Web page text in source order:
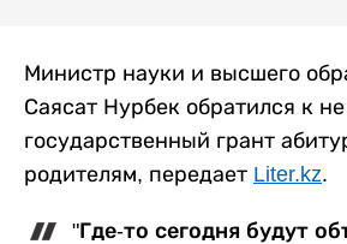
Министр науки и высшего
Саясат Нурбек обратился к
государственный грант
родителям, передает Liter.kz.
"Где-то сегодня будут